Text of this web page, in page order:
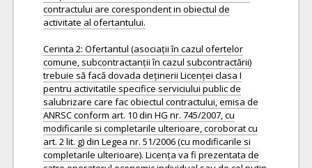
contractului are corespondent in obiectul de
activitate al ofertantului.
Cerinta 2: Ofertantul (asociații în cazul ofertelor
comune, subcontractanții în cazul subcontractării)
trebuie să facă dovada deținerii Licenței clasa I
pentru activitatile specifice serviciului public de
salubrizare care fac obiectul contractului, emisa de
ANRSC conform art. 10 din HG nr. 745/2007, cu
modificarile si completarile ulterioare, coroborat cu
art. 2 lit. g) din Legea nr. 51/2006 (cu modificarile si
completarile ulterioare). Licența va fi prezentata de